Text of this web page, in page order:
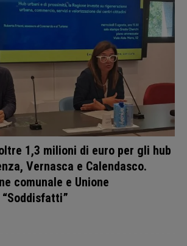
1,3 milioni di euro per gli hub
Vernasca e Calendasco.
comunale e Unione